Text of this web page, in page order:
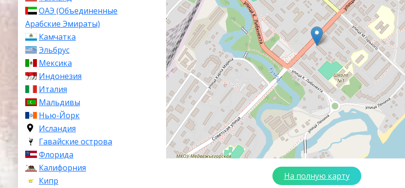
ОАЭ (Объединенные
Арабские Эмираты)
Камчатка
Эльбрус
Мексика
Индонезия
Италия
Мальдивы
Нью-Йорк
Исландия
Гавайские острова
Флорида
Калифорния
Кипр
На полную карту